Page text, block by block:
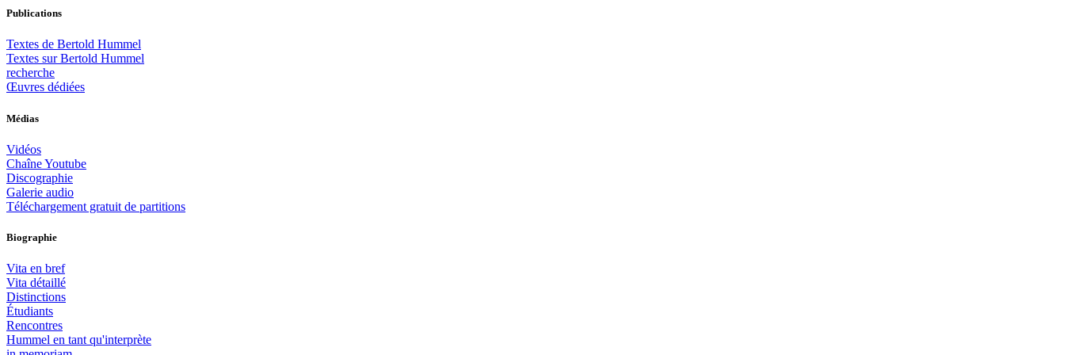
Publications
Textes de Bertold Hummel
Textes sur Bertold Hummel
recherche
Œuvres dédiées
Médias
Vidéos
Chaîne Youtube
Discographie
Galerie audio
Téléchargement gratuit de partitions
Biographie
Vita en bref
Vita détaillé
Distinctions
Étudiants
Rencontres
Hummel en tant qu'interprète